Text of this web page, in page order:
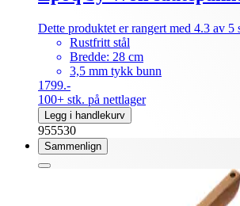
Dette produktet er rangert med 4.3 av 5
Rustfritt stål
Bredde: 28 cm
3,5 mm tykk bunn
1799.-
100+ stk. på nettlager
Legg i handlekurv
955530
Sammenlign